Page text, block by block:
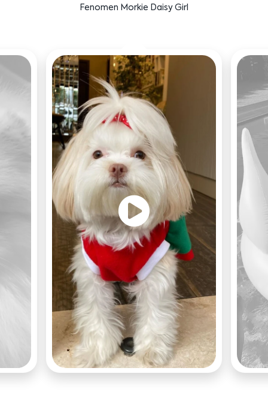
Fenomen Morkie Daisy Girl